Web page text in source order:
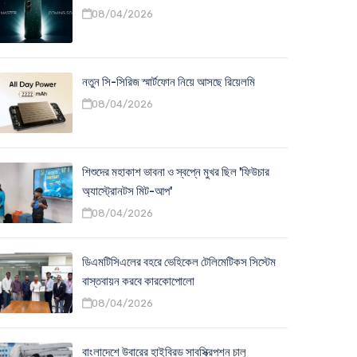
08/04/2026
নতুন সি-সিরিজ স্মার্টফোন নিয়ে আসছে রিয়েলমি
08/04/2026
শিশুদের মহাকাশ ভাবনা ও স্বপ্নে মুখর ছিল 'ফিউচার
অ্যাস্ট্রোনটস মিট-আপ'
08/04/2026
ডিএমটিসিএলের বহরে ভেহিকেল টেলিমেটিকস সিস্টেম
বাস্তবায়ন করবে কারকোপোলো
08/04/2026
বাংলাদেশে উবারের হাইব্রিড সাবস্ক্রিপশন চালু